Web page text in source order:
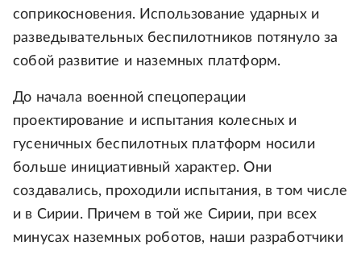
соприкосновения. Использование ударных и
разведывательных беспилотников потянуло за
собой развитие и наземных платформ.
До начала военной спецоперации
проектирование и испытания колесных и
гусеничных беспилотных платформ носили
больше инициативный характер. Они
создавались, проходили испытания, в том числе
и в Сирии. Причем в той же Сирии, при всех
минусах наземных роботов, наши разработчики